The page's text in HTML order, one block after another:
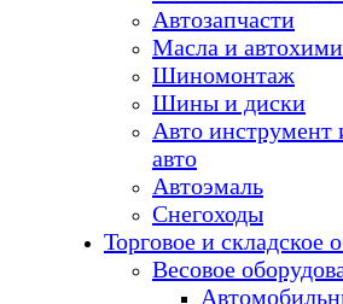
Автозапчасти
Масла и
Шиномонтаж
Шины и диски
Авто инструмент
авто
Автоэмаль
Снегоходы
Торговое и складское
Весовое